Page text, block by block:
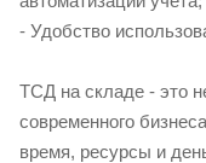
- Удобство
ТСД на складе - это
современного
время, ресурсы и